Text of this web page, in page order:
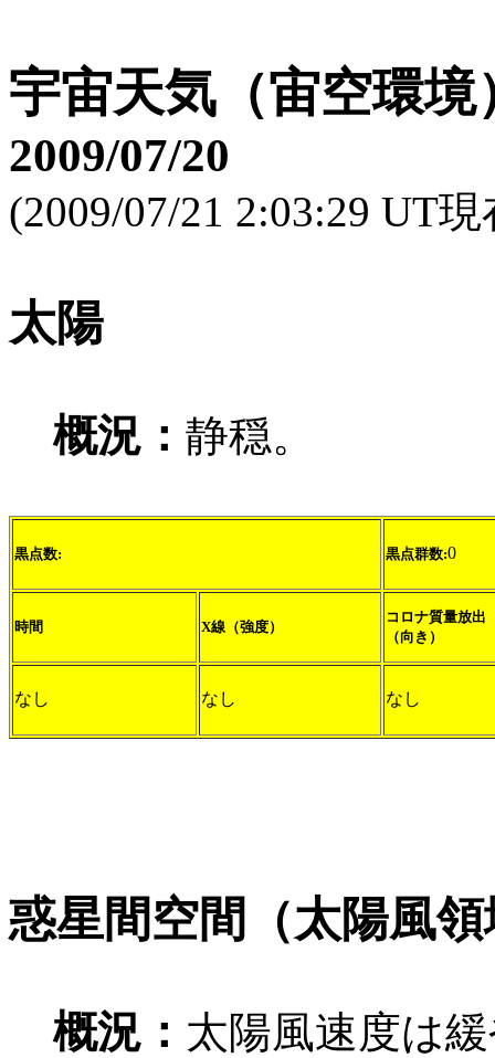
宇宙天気（宙空環境
2009/07/20
(2009/07/21 2:03:29 UT現
太陽
概況： 静穏。
黒点数: 黒点群数:0
時間 X線（強度）
コロナ質量放出
（向き）
なし なし なし
惑星間空間（太陽風
概況： 太陽風速度は